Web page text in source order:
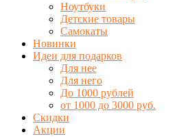
Ноутбуки
Детские товары
Самокаты
Новинки
Идеи для подарков
Для нее
Для него
До 1000 рублей
от 1000 до 3000 руб.
Скидки
Акции